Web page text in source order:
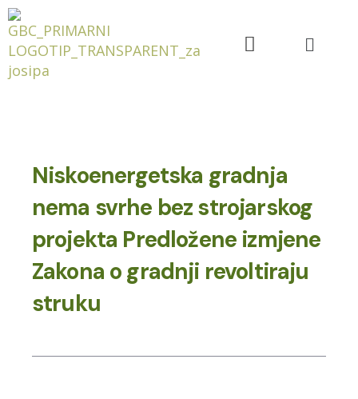
Niskoenergetska gradnja
nema svrhe bez strojarskog
projekta Predložene izmjene
Zakona o gradnji revoltiraju
struku